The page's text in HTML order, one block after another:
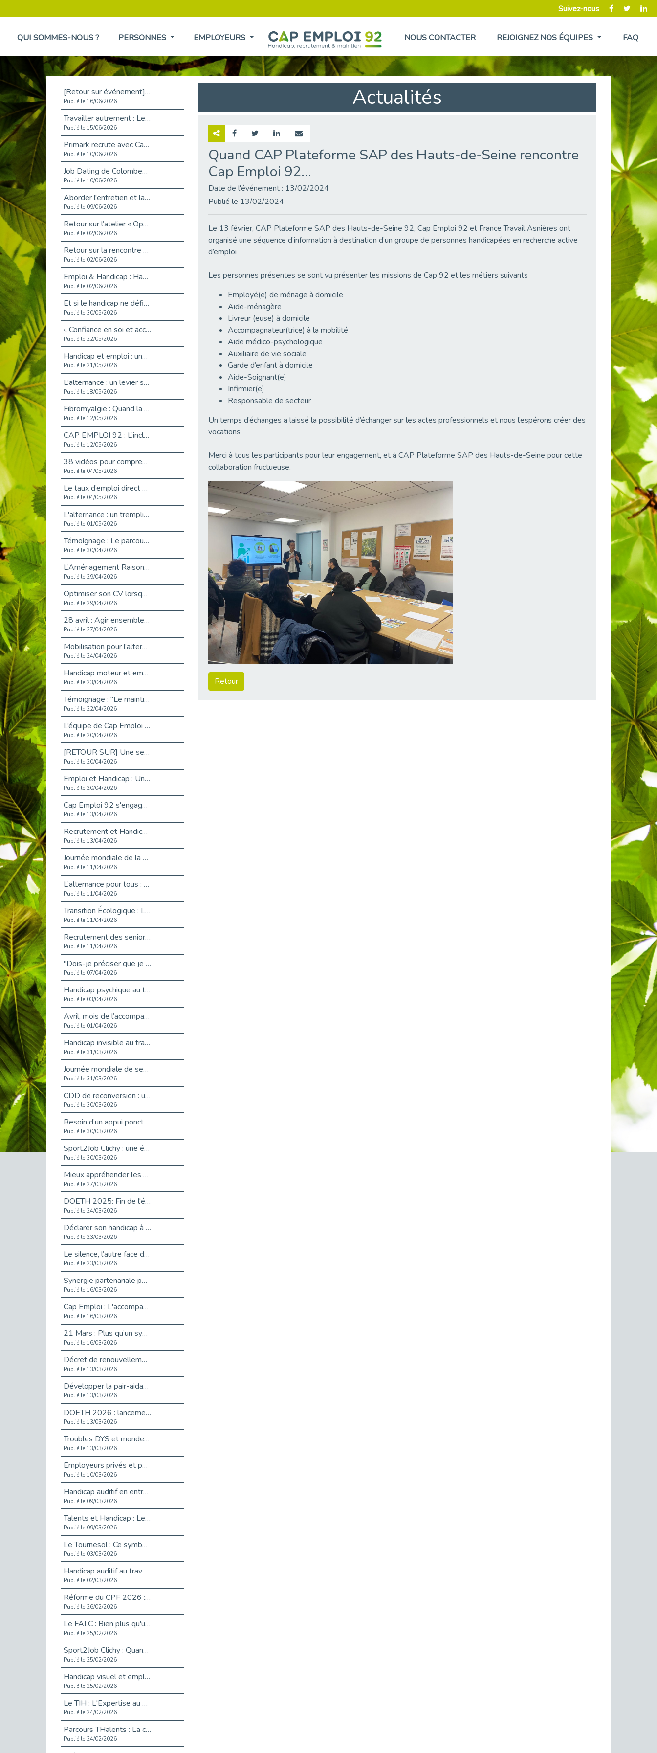
Suivez-nous
QUI SOMMES-NOUS ? PERSONNES EMPLOYEURS NOUS CONTACTER REJOIGNEZ NOS ÉQUIPES FAQ
[Retour sur événement] L'inclusion au cœur de la Place de l'Emploi à La Défense !
Publié le 16/06/2026
Travailler autrement : Le défi de l'intégration des maladies chroniques en entreprise
Publié le 15/06/2026
Primark recrute avec Cap Emploi 92, une matinée couronnée de succès !
Publié le 10/06/2026
Job Dating de Colombes – Emploi et Insertion
Publié le 10/06/2026
Aborder l'entretien et la situation de handicap en toute confiance
Publié le 09/06/2026
Retour sur l’atelier « Optimiser sa recherche d’emploi »
Publié le 02/06/2026
Retour sur la rencontre entre Cap Emploi 92 et Thales (Campus Meudon)
Publié le 02/06/2026
Emploi & Handicap : Hachette Livre et Cap emploi 92 renforcent leur collaboration
Publié le 02/06/2026
Et si le handicap ne définissait plus la carrière ?
Publié le 30/05/2026
« Confiance en soi et acceptation du handicap » : un levier puissant vers l’emploi
Publié le 22/05/2026
Handicap et emploi : une matinée pour briser les tabous
Publié le 21/05/2026
L’alternance : un levier stratégique pour recruter et inclure durablement
Publié le 18/05/2026
Fibromyalgie : Quand la douleur invisible s’invite au bureau
Publié le 12/05/2026
CAP EMPLOI 92 : L’inclusion portée à son sommet, bien au-delà des quotas
Publié le 12/05/2026
38 vidéos pour comprendre et agir durablement
Publié le 04/05/2026
Le taux d’emploi direct dans la fonction publique dépasse 6 % en 2025
Publié le 04/05/2026
L'alternance : un tremplin vers l'emploi aussi pour les personnes en situation de handicap
Publié le 01/05/2026
Témoignage : Le parcours de Marc, 44 ans
Publié le 30/04/2026
L’Aménagement Raisonnable : Un Levier pour l’Équité
Publié le 29/04/2026
Optimiser son CV lorsqu’on est en situation de handicap
Publié le 29/04/2026
28 avril : Agir ensemble pour une culture de prévention au travail
Publié le 27/04/2026
Mobilisation pour l’alternance et le handicap
Publié le 24/04/2026
Handicap moteur et emploi : réussir ses recrutements vidéo
Publié le 23/04/2026
Témoignage : "Le maintien en emploi est un investissement, pas une contrainte."
Publié le 22/04/2026
L’équipe de Cap Emploi 92 s’agrandit : Bienvenue à Charmila, Khoudia et Fadila !
Publié le 20/04/2026
[RETOUR SUR] Une session de recrutement inclusive réussie à Asnières !
Publié le 20/04/2026
Emploi et Handicap : Une alliance de style entre Cap Emploi 92 et La Cravate Solidaire
Publié le 20/04/2026
Cap Emploi 92 s'engage pour la santé mentale : La formation PSSM au cœur de l'accompagnement
Publié le 13/04/2026
Recrutement et Handicap : Et si vous testiez avant de vous engager ?
Publié le 13/04/2026
Journée mondiale de la maladie de Parkinson : Mieux comprendre pour mieux accompagner
Publié le 11/04/2026
L’alternance pour tous : Cap Emploi 92 et Seine Ouest Entreprise et Emploi mobilisés à Boulogne-Billancourt
Publié le 11/04/2026
Transition Écologique : Les Cap Emploi 75,92 et 93 s’engagent pour un Numérique Responsable
Publié le 11/04/2026
Recrutement des seniors : Un levier de transformation pour les ETI franciliennes
Publié le 11/04/2026
"Dois-je préciser que je suis handicapé sur mon CV?"
Publié le 07/04/2026
Handicap psychique au travail : et si nous changions de regard - vidéo
Publié le 03/04/2026
Avril, mois de l’accompagnement dans l’emploi avec Cap emploi.
Publié le 01/04/2026
Handicap invisible au travail : se taire ou parler? - vidéo
Publié le 31/03/2026
Journée mondiale de sensibilisation à l’autisme
Publié le 31/03/2026
CDD de reconversion : un nouveau contrat pour sécuriser le changement de métier.
Publié le 30/03/2026
Besoin d’un appui ponctuel expertise handicap ?
Publié le 30/03/2026
Sport2Job Clichy : une édition altoséquanaise avec Cap Emploi 92.
Publié le 30/03/2026
Mieux appréhender les enjeux du handicap singulier en entreprise - vidéo
Publié le 27/03/2026
DOETH 2025: Fin de l'écrêtement
Publié le 24/03/2026
Déclarer son handicap à son employeur : un levier professionnel ?
Publié le 23/03/2026
Le silence, l’autre face du recrutement : un appel au respect des candidats.
Publié le 23/03/2026
Synergie partenariale pour l'Inclusion Professionnelle chez Orange
Publié le 16/03/2026
Cap Emploi : L'accompagnement EXH c’est quoi ?
Publié le 16/03/2026
21 Mars : Plus qu’un symbole, un engagement pour l’inclusion
Publié le 16/03/2026
Décret de renouvellement de l'aide aux employeurs d'apprentis
Publié le 13/03/2026
Développer la pair-aidance en santé mentale : guide pour les employeurs
Publié le 13/03/2026
DOETH 2026 : lancement de la campagne pour les employeurs publics
Publié le 13/03/2026
Troubles DYS et monde du travail : mieux comprendre pour mieux accompagner _ vidéo
Publié le 13/03/2026
Employeurs privés et publics : vigilance face aux démarchages liés à l’OETH en 2026
Publié le 10/03/2026
Handicap auditif en entreprise, aménagements pour sécuriser la communication - vidéo
Publié le 09/03/2026
Talents et Handicap : Le Top 10 des métiers plébiscités dans les Hauts-de-Seine
Publié le 09/03/2026
Le Tournesol : Ce symbole discret qui change la vie des personnes en situation de handicap invisible
Publié le 03/03/2026
Handicap auditif au travail : rendre l’invisible accessible
Publié le 02/03/2026
Réforme du CPF 2026 : Ce qui change ce printemps pour vos droits à la formation
Publié le 26/02/2026
Le FALC : Bien plus qu'une écriture, un levier d'inclusion
Publié le 25/02/2026
Sport2Job Clichy : Quand le terrain devient le plus beau des bureaux
Publié le 25/02/2026
Handicap visuel et emploi : lever les obstacles pour révéler les - vidéo
Publié le 25/02/2026
Le TIH : L'Expertise au Service de l'Inclusion
Publié le 24/02/2026
Parcours THalents : La complémentarité au service de l'Emploi.
Publié le 24/02/2026
Actualités
Quand CAP Plateforme SAP des Hauts-de-Seine rencontre
Cap Emploi 92...
Date de l'événement : 13/02/2024
Publié le 13/02/2024
Le 13 février, CAP Plateforme SAP des Hauts-de-Seine 92, Cap Emploi 92 et France Travail Asnières ont
organisé une séquence d’information à destination d’un groupe de personnes handicapées en recherche active
d’emploi
Les personnes présentes se sont vu présenter les missions de Cap 92 et les métiers suivants
Employé(e) de ménage à domicile
Aide-ménagère
Livreur (euse) à domicile
Accompagnateur(trice) à la mobilité
Aide médico-psychologique
Auxiliaire de vie sociale
Garde d’enfant à domicile
Aide-Soignant(e)
Infirmier(e)
Responsable de secteur
Un temps d’échanges a laissé la possibilité d’échanger sur les actes professionnels et nous l’espérons créer des
vocations.
Merci à tous les participants pour leur engagement, et à CAP Plateforme SAP des Hauts-de-Seine pour cette
collaboration fructueuse.
Retour